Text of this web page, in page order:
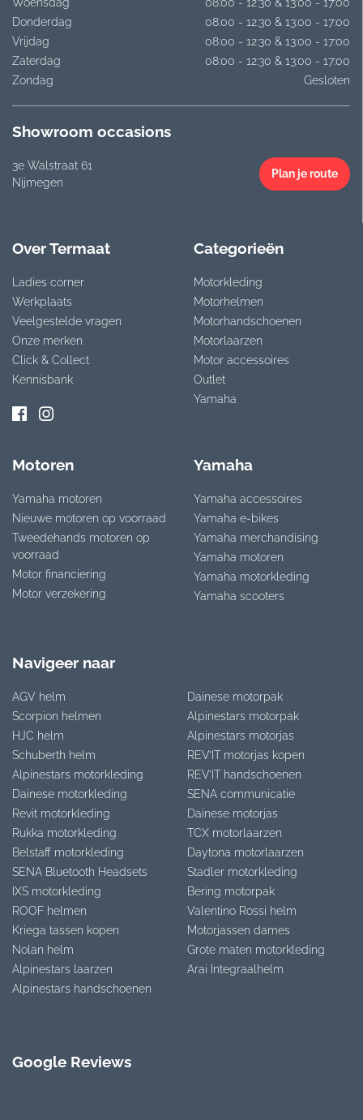
Donderdag
08:00 - 12:30 & 13:00 - 17:00
Vrijdag
08:00 - 12:30 & 13:00 - 17:00
Zaterdag
08:00 - 12:30 & 13:00 - 17:00
Zondag
Gesloten
Showroom occasions
3e Walstraat 61
Nijmegen
Plan je route
Over Termaat
Ladies corner
Werkplaats
Veelgestelde vragen
Onze merken
Click & Collect
Kennisbank
Categorieën
Motorkleding
Motorhelmen
Motorhandschoenen
Motorlaarzen
Motor accessoires
Outlet
Yamaha
Motoren
Yamaha motoren
Nieuwe motoren op voorraad
Tweedehands motoren op
voorraad
Motor financiering
Motor verzekering
Yamaha
Yamaha accessoires
Yamaha e-bikes
Yamaha merchandising
Yamaha motoren
Yamaha motorkleding
Yamaha scooters
Navigeer naar
AGV helm
Scorpion helmen
HJC helm
Schuberth helm
Alpinestars motorkleding
Dainese motorkleding
Revit motorkleding
Rukka motorkleding
Belstaff motorkleding
SENA Bluetooth Headsets
IXS motorkleding
ROOF helmen
Kriega tassen kopen
Nolan helm
Alpinestars laarzen
Alpinestars handschoenen
Dainese motorpak
Alpinestars motorpak
Alpinestars motorjas
REV’IT motorjas kopen
REV’IT handschoenen
SENA communicatie
Dainese motorjas
TCX motorlaarzen
Daytona motorlaarzen
Stadler motorkleding
Bering motorpak
Valentino Rossi helm
Motorjassen dames
Grote maten motorkleding
Arai Integraalhelm
Google Reviews